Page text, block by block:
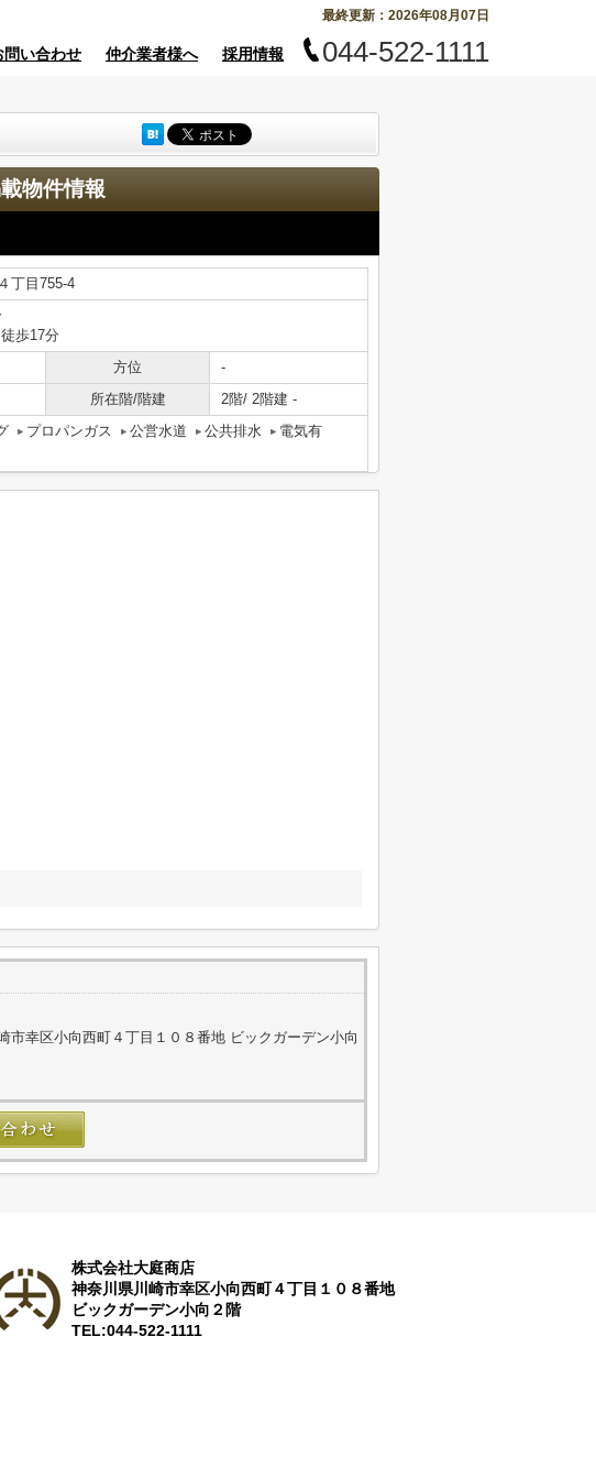
最終更新：2026年08月07日
問い合わせ 仲介業者様へ 採用情報 044-522-1111
物件情報
丁目755-4
歩17分
方位
-
所在階/階建 2階/ 2階建 -
プロパンガス 公営水道 公共排水
電気有
市幸区小向西町４丁目１０８番地 ビックガーデン小向
株式会社大庭商店
神奈川県川崎市幸区小向西町４丁目１０８番地
ビックガーデン小向２階
TEL:044-522-1111